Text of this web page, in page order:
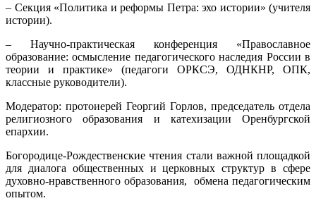
– Секция «Политика и реформы Петра: эхо истории» (учителя
истории).
– Научно-практическая конференция «Православное
образование: осмысление педагогического наследия России в
теории и практике» (педагоги ОРКСЭ, ОДНКНР, ОПК,
классные руководители).
Модератор: протоиерей Георгий Горлов, председатель отдела
религиозного образования и катехизации Оренбургской
епархии.
Богородице-Рождественские чтения стали важной площадкой
для диалога общественных и церковных структур в сфере
духовно-нравственного образования, обмена педагогическим
опытом.